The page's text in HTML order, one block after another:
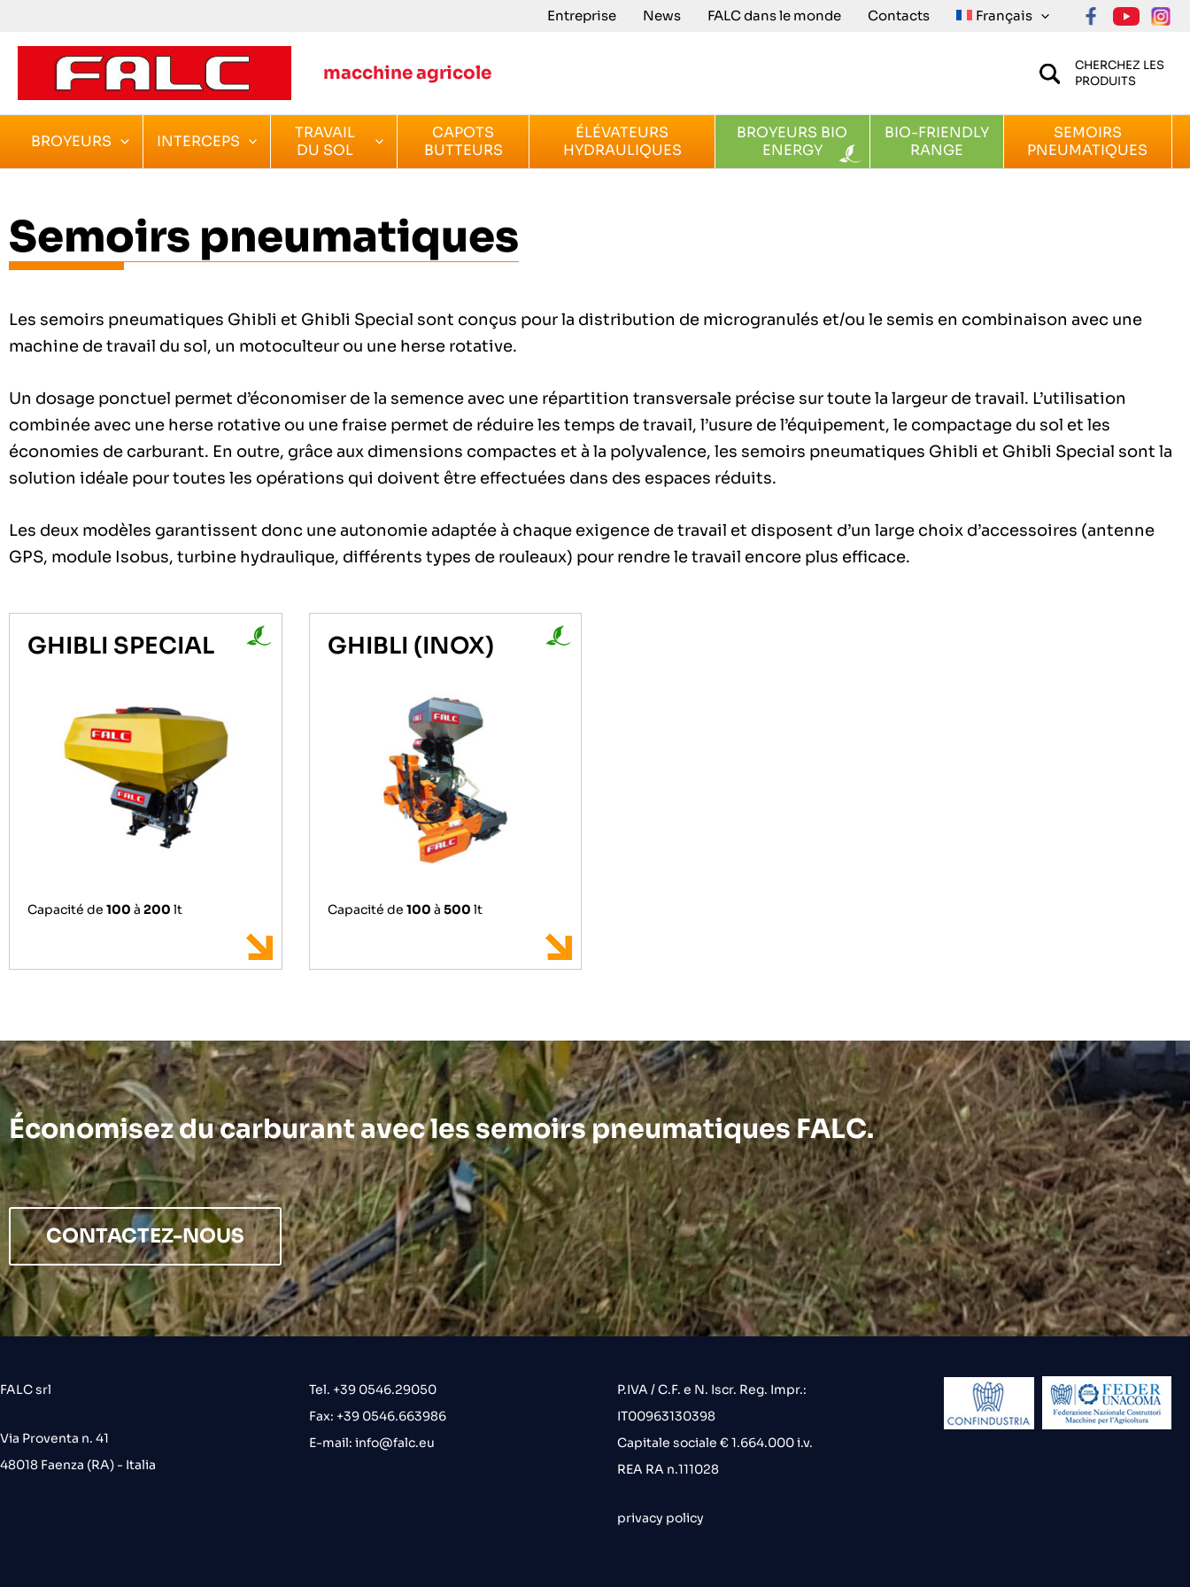
contenu
Entreprise News FALC dans le monde Contacts Français
macchine agricole
CHERCHEZ LES
PRODUITS
BROYEURS INTERCEPS
TRAVAIL
DU SOL
CAPOTS
BUTTEURS
ÉLÉVATEURS
HYDRAULIQUES
BROYEURS BIO
ENERGY
BIO-FRIENDLY
RANGE
SEMOIRS
PNEUMATIQUES
Semoirs pneumatiques
Les semoirs pneumatiques Ghibli et Ghibli Special sont conçus pour la distribution de microgranulés et/ou le semis en combinaison avec une
machine de travail du sol, un motoculteur ou une herse rotative.
Un dosage ponctuel permet d’économiser de la semence avec une répartition transversale précise sur toute la largeur de travail. L’utilisation
combinée avec une herse rotative ou une fraise permet de réduire les temps de travail, l’usure de l’équipement, le compactage du sol et les
économies de carburant. En outre, grâce aux dimensions compactes et à la polyvalence, les semoirs pneumatiques Ghibli et Ghibli Special sont la
solution idéale pour toutes les opérations qui doivent être effectuées dans des espaces réduits.
Les deux modèles garantissent donc une autonomie adaptée à chaque exigence de travail et disposent d’un large choix d’accessoires (antenne
GPS, module Isobus, turbine hydraulique, différents types de rouleaux) pour rendre le travail encore plus efficace.
GHIBLI SPECIAL
Capacité de 100 à 200 lt
GHIBLI (INOX)
Capacité de 100 à 500 lt
Économisez du carburant avec les semoirs pneumatiques FALC.
CONTACTEZ-NOUS
FALC srl
Via Proventa n. 41
48018 Faenza (RA) - Italia
Tel. +39 0546.29050
Fax: +39 0546.663986
E-mail: info@falc.eu
P.IVA / C.F. e N. Iscr. Reg. Impr.:
IT00963130398
Capitale sociale € 1.664.000 i.v.
REA RA n.111028
privacy policy